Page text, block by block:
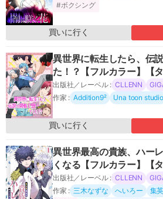
#ボクシング
買いに行く
異世界に転生したら、伝
た！？【フルカラー】【タ
出版社／レーベル : CLLENN
作家 : Addition9² Una toon studio
買いに行く
異世界最高の貴族、ハー
くなる【フルカラー】【タ
出版社／レーベル : CLLENN
作家 : 三木なずな へいろー 集